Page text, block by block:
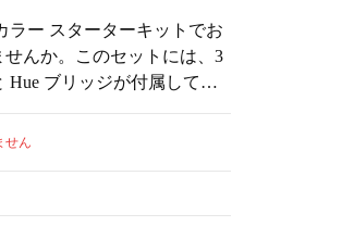
ラー スターターキットでお
んか。このセットには、3
Hue ブリッジが付属してい
セスしたり、数え切れない
せん